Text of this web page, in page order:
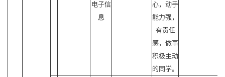
电子信
息
心，动手
能力强，
有责任
感，做事
积极主动
的同学。